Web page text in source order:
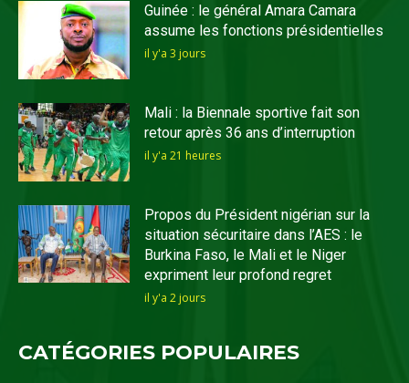
Guinée : le général Amara Camara
assume les fonctions présidentielles
il y'a 3 jours
Mali : la Biennale sportive fait son
retour après 36 ans d’interruption
il y'a 21 heures
Propos du Président nigérian sur la
situation sécuritaire dans l’AES : le
Burkina Faso, le Mali et le Niger
expriment leur profond regret
il y'a 2 jours
CATÉGORIES POPULAIRES